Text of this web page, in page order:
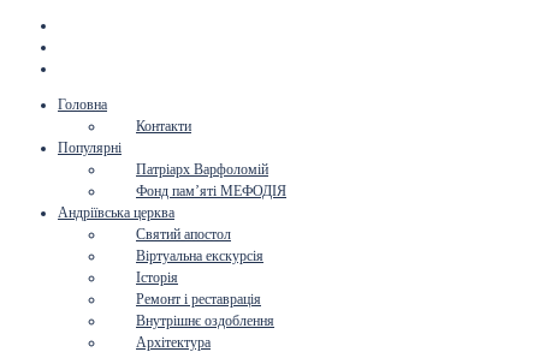
Головна
Контакти
Популярні
Патріарх Варфоломій
Фонд пам’яті МЕФОДІЯ
Андріївська церква
Святий апостол
Віртуальна екскурсія
Історія
Ремонт і реставрація
Внутрішнє оздоблення
Архітектура